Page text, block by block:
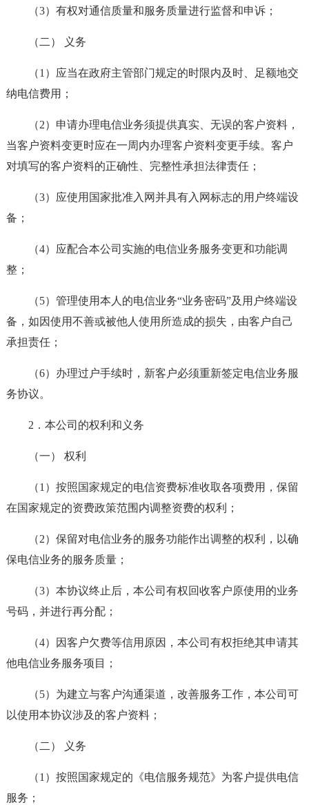
（3）有权对通信质量和服务质量进行监督和申诉；
（二） 义务
（1）应当在政府主管部门规定的时限内及时、足额地交
纳电信费用；
（2）申请办理电信业务须提供真实、无误的客户资料，
当客户资料变更时应在一周内办理客户资料变更手续。客户
对填写的客户资料的正确性、完整性承担法律责任；
（3）应使用国家批准入网并具有入网标志的用户终端设
备；
（4）应配合本公司实施的电信业务服务变更和功能调
整；
（5）管理使用本人的电信业务“业务密码”及用户终端设
备，如因使用不善或被他人使用所造成的损失，由客户自己
承担责任；
（6）办理过户手续时，新客户必须重新签定电信业务服
务协议。
2．本公司的权利和义务
（一） 权利
（1）按照国家规定的电信资费标准收取各项费用，保留
在国家规定的资费政策范围内调整资费的权利；
（2）保留对电信业务的服务功能作出调整的权利，以确
保电信业务的服务质量；
（3）本协议终止后，本公司有权回收客户原使用的业务
号码，并进行再分配；
（4）因客户欠费等信用原因，本公司有权拒绝其申请其
他电信业务服务项目；
（5）为建立与客户沟通渠道，改善服务工作，本公司可
以使用本协议涉及的客户资料；
（二） 义务
（1）按照国家规定的《电信服务规范》为客户提供电信
服务；